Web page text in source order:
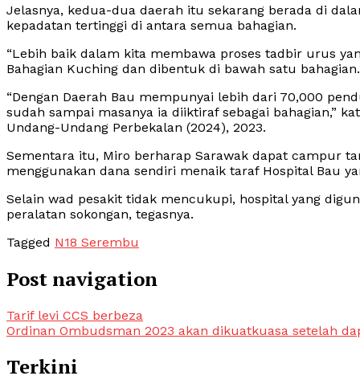
Jelasnya, kedua-dua daerah itu sekarang berada di
kepadatan tertinggi di antara semua bahagian.
“Lebih baik dalam kita membawa proses tadbir urus
Bahagian Kuching dan dibentuk di bawah satu bahagian.
“Dengan Daerah Bau mempunyai lebih dari 70,000
sudah sampai masanya ia diiktiraf sebagai bahagian,”
Undang-Undang Perbekalan (2024), 2023.
Sementara itu, Miro berharap Sarawak dapat campur
menggunakan dana sendiri menaik taraf Hospital Bau
Selain wad pesakit tidak mencukupi, hospital yang
peralatan sokongan, tegasnya.
Tagged N18 Serembu
Post navigation
Tarif levi CCS berbeza
Ordinan Ombudsman 2023 akan dikuatkuasa setelah
Terkini